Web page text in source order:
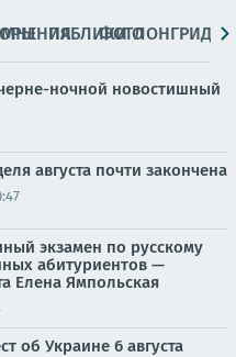
МНЕНИЯПАБЛИКИ
ФОТОЛОНГРИДЫ
ночной новостишный
августа почти закончена
экзамен по русскому
абитуриентов —
Елена Ямпольская
об Украине 6 августа